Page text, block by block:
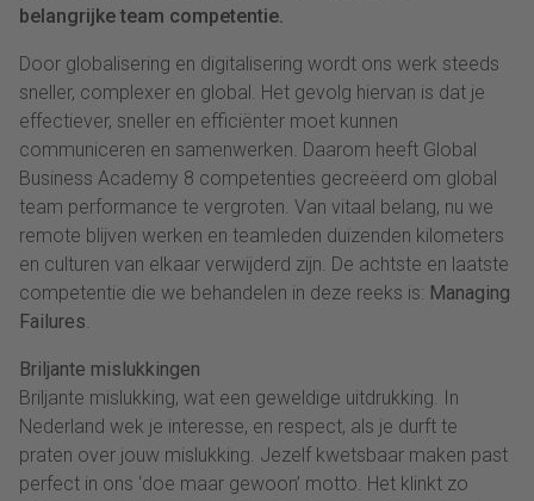
belangrijke team competentie.
Door globalisering en digitalisering wordt ons werk steeds
sneller, complexer en global. Het gevolg hiervan is dat je
effectiever, sneller en efficiënter moet kunnen
communiceren en samenwerken. Daarom heeft Global
Business Academy 8 competenties gecreëerd om global
team performance te vergroten. Van vitaal belang, nu we
remote blijven werken en teamleden duizenden kilometers
en culturen van elkaar verwijderd zijn. De achtste en laatste
competentie die we behandelen in deze reeks is: Managing
Failures.
Briljante mislukkingen
Briljante mislukking, wat een geweldige uitdrukking. In
Nederland wek je interesse, en respect, als je durft te
praten over jouw mislukking. Jezelf kwetsbaar maken past
perfect in ons ‘doe maar gewoon’ motto. Het klinkt zo